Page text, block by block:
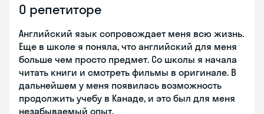
О репетиторе
Английский язык сопровождает меня всю жизнь.
Еще в школе я поняла, что английский для меня
больше чем просто предмет. Со школы я начала
читать книги и смотреть фильмы в оригинале. В
дальнейшем у меня появилась возможность
продолжить учебу в Канаде, и это был для меня
незабываемый опыт.